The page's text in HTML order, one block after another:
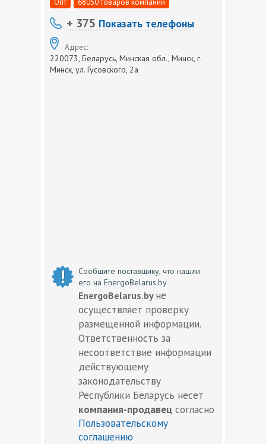
+ 375 Показать телефоны
Адрес:
220073, Беларусь, Минская обл., Минск, г.
Минск, ул. Гусовского, 2а
Сообщите поставщику, что нашли
его на EnergoBelarus.by
EnergoBelarus.by не
осуществляет проверку
размещенной информации.
Ответственность за
несоответствие информации
действующему
законодательству
Республики Беларусь несет
компания-продавец согласно
Пользовательскому
соглашению